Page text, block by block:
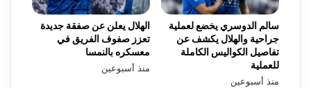
الهلال يعلن عن صفقة جديدة
تعزز صفوف الفريق في
معسكره بالنمسا
منذ أسبوعين
سالم الدوسري يخضع لعملية
جراحية والهلال يكشف عن
تفاصيل الكواليس الكاملة
للعملية
منذ أسبوعين